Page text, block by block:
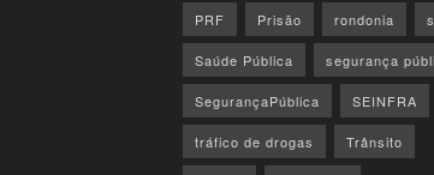
PRF Prisão rondonia
Saúde Pública segurança
SegurançaPública SEINFRA
tráfico de drogas Trânsito